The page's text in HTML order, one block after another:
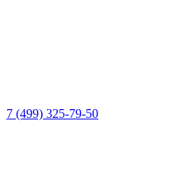
7 (499) 325-79-50